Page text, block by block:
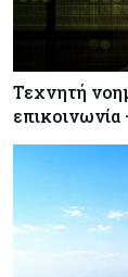
Τεχνητή
επικοινωνία